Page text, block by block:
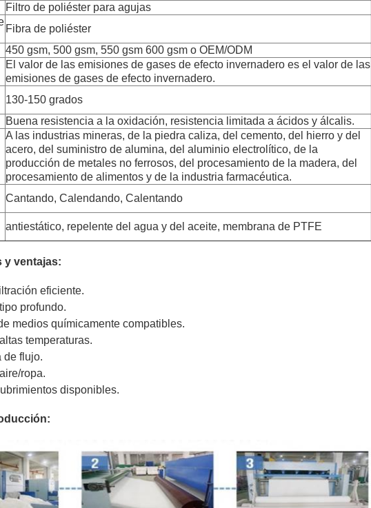
Filtro de poliéster para agujas
Fibra de poliéster
450 gsm, 500 gsm, 550 gsm 600 gsm o OEM/ODM
El valor de las emisiones de gases de efecto invernadero es el valor de las
emisiones de gases de efecto invernadero.
130-150 grados
Buena resistencia a la oxidación, resistencia limitada a ácidos y álcalis.
A las industrias mineras, de la piedra caliza, del cemento, del hierro y del
acero, del suministro de alumina, del aluminio electrolítico, de la
producción de metales no ferrosos, del procesamiento de la madera, del
procesamiento de alimentos y de la industria farmacéutica.
Cantando, Calendando, Calentando
antiestático, repelente del agua y del aceite, membrana de PTFE
y ventajas:
eficiente.
profundo.
medios químicamente compatibles.
temperaturas.
de flujo.
ropa.
disponibles.